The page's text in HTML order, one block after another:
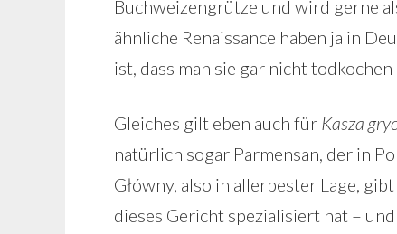
Buchweizengrütze und wird gerne
ähnliche Renaissance haben ja in
ist, dass man sie gar nicht
Gleiches gilt eben auch für Kasza
natürlich sogar Parmensan, der in
Główny, also in allerbester Lage,
dieses Gericht spezialisiert hat –